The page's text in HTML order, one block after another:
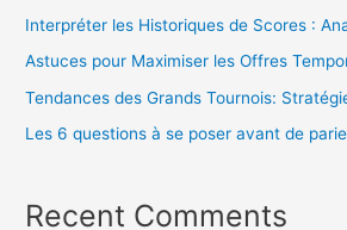
Interpréter les Historiques de Scores :
Astuces pour Maximiser les Offres
Tendances des Grands Tournois:
Les 6 questions à se poser avant de
Recent Comments